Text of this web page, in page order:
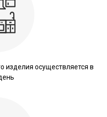
изделия осуществляется в